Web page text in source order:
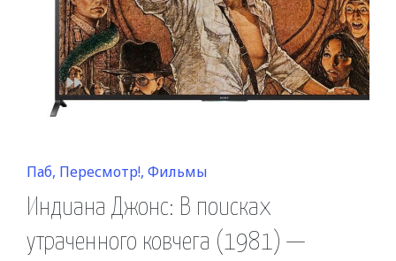
Posted
in
Паб Пересмотр! Фильмы
Индиана Джонс: В поисках
утраченного ковчега (1981) —